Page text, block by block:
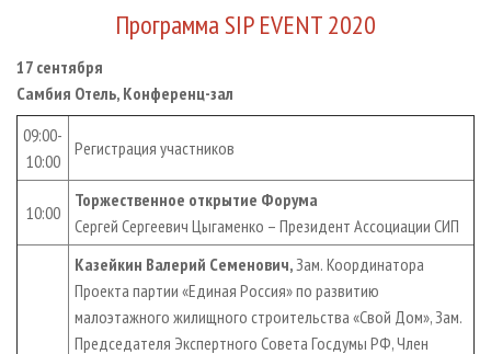
Программа SIP EVENT 2020
17 сентября
Самбия Отель, Конференц-зал
09:00-
10:00
Регистрация участников
10:00
Торжественное открытие Форума
Сергей Сергеевич Цыгаменко – Президент Ассоциации СИП
Казейкин Валерий Семенович, Зам. Координатора
Проекта партии «Единая Россия» по развитию
малоэтажного жилищного строительства «Свой Дом», Зам.
Председателя Экспертного Совета Госдумы РФ, Член